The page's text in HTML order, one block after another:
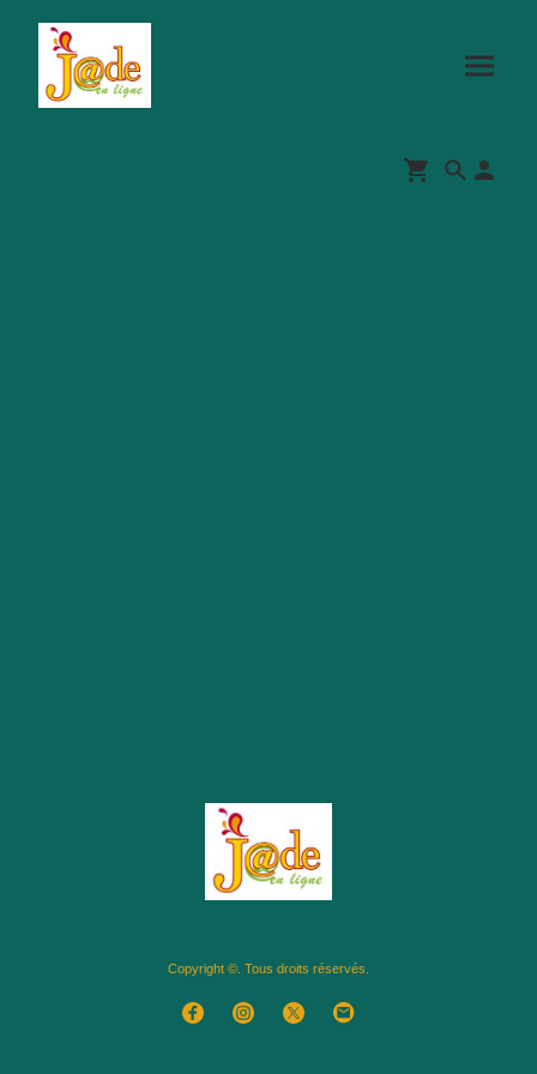
Copyright ©. Tous droits réservés.